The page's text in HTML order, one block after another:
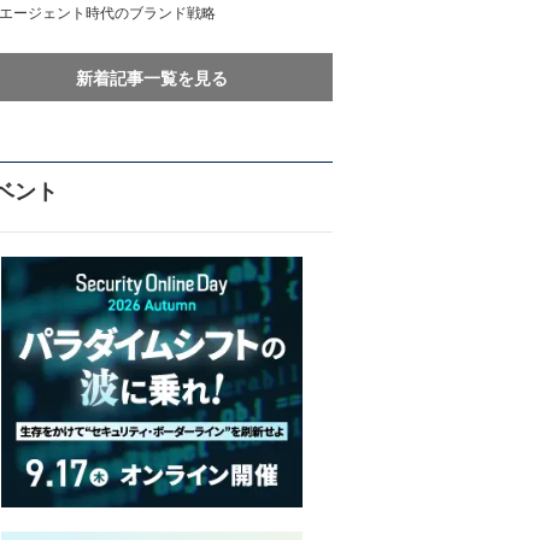
ージェント時代のブランド戦略
新着記事一覧を見る
ント